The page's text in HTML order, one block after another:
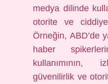
medya dilinde
otorite ve
Örneğin, ABD’de
haber
kullanımının,
güvenilirlik ve